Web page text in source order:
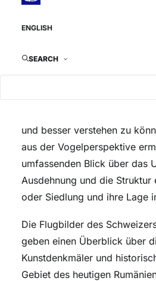
ENGLISH
SEARCH
zu sehen, ist ein uralter
und besser verstehen zu
aus der Vogelperspektive
umfassenden Blick über das
Ausdehnung und die Struktur
oder Siedlung und ihre Lage
Die Flugbilder des
geben einen Überblick über
Kunstdenkmäler und
Gebiet des heutigen